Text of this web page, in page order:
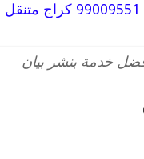
افضل خدمة بنشر بيان
خدمة بنشر بيان